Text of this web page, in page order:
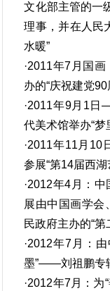
文化部主管的一
理事，并在人民
水暖”
·2011年7月国
办的“庆祝建党
·2011年9月1日
代美术馆举办“
·2011年11月
参展“第14届西
·2012年4月：
展由中国画学会
民政府主办的“第
·2012年7月：
墨”——刘祖鹏专
·2012年7月：